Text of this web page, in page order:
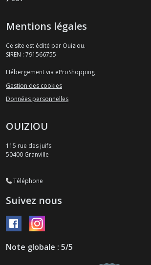
Mentions légales
Ce site est édité par Ouiziou.
SIREN : 791566755
Hébergement via eProShopping
Gestion des cookies
Données personnelles
OUIZIOU
115 rue des juifs
50400 Granville
Téléphone
Suivez nous
Note globale : 5/5